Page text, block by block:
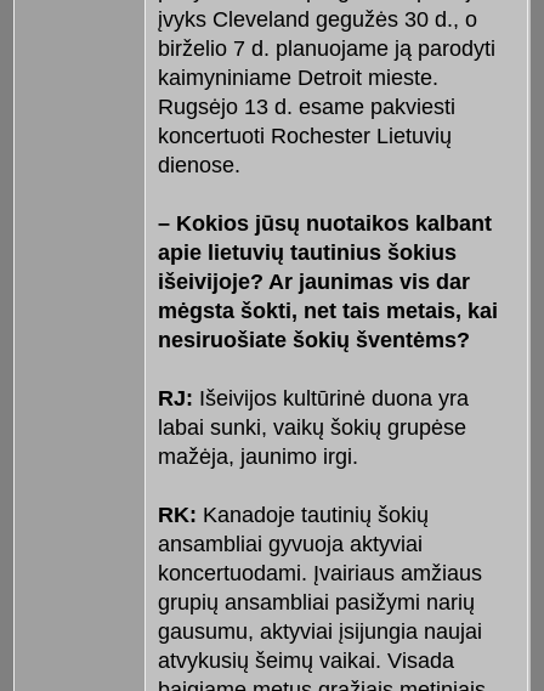
įvyks Cleveland gegužės 30 d., o
birželio 7 d. planuojame ją parodyti
kaimyniniame Detroit mieste.
Rugsėjo 13 d. esame pakviesti
koncertuoti Rochester Lietuvių
dienose.
– Kokios jūsų nuotaikos kalbant
apie lietuvių tautinius šokius
išeivijoje? Ar jaunimas vis dar
mėgsta šokti, net tais metais, kai
nesiruošiate šokių šventėms?
RJ: Išeivijos kultūrinė duona yra
labai sunki, vaikų šokių grupėse
mažėja, jaunimo irgi.
RK: Kanadoje tautinių šokių
ansambliai gyvuoja aktyviai
koncertuodami. Įvairiaus amžiaus
grupių ansambliai pasižymi narių
gausumu, aktyviai įsijungia naujai
atvykusių šeimų vaikai. Visada